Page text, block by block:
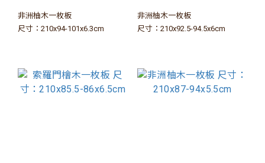
非洲柚木一枚板
尺寸：210x94-101x6.3cm
非洲柚木一枚板
尺寸：210x92.5-94.5x6cm